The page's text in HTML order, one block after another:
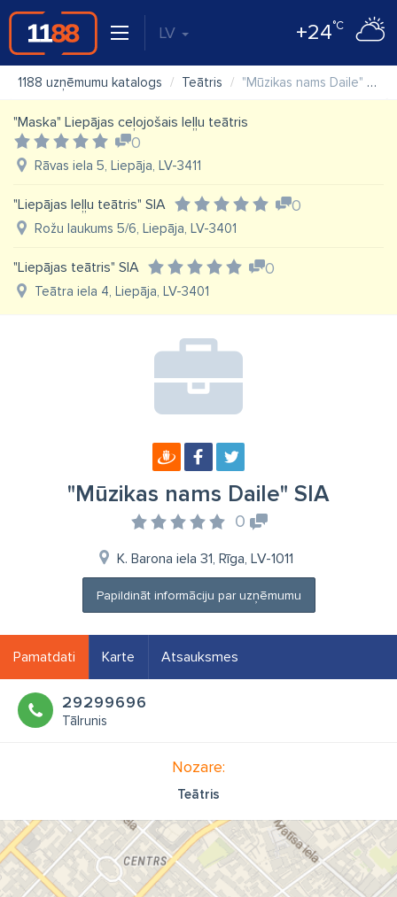
LV +24°C
1188 uzņēmumu katalogs Teātris "Mūzikas nams Daile" SIA
"Maska" Liepājas ceļojošais leļļu teātris
0
Rāvas iela 5, Liepāja, LV-3411
"Liepājas leļļu teātris" SIA 0
Rožu laukums 5/6, Liepāja, LV-3401
"Liepājas teātris" SIA 0
Teātra iela 4, Liepāja, LV-3401
"Mūzikas nams Daile" SIA
0
K. Barona iela 31, Rīga, LV-1011
Papildināt informāciju par uzņēmumu
Pamatdati Karte Atsauksmes
29299696
Tālrunis
Nozare:
Teātris